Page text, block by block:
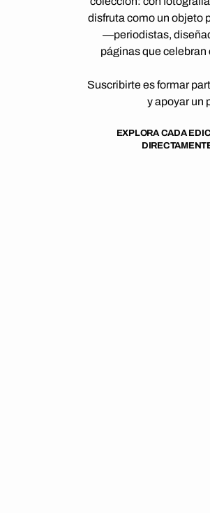
disfruta como un objeto
—periodistas,
páginas que celebran
Suscribirte es formar
y apoyar un
EXPLORA CADA